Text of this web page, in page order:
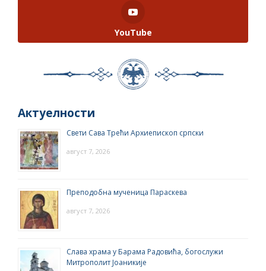
YouTube
Актуелности
Свети Сава Трећи Архиепископ српски
август 7, 2026
Преподобна мученица Параскева
август 7, 2026
Слава храма у Барама Радовића, богослужи
Митрополит Јоаникије